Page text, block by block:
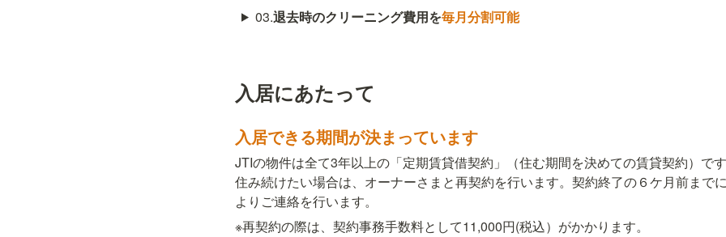
03.退去時のクリーニング費用を毎月分割可能
入居にあたって
入居できる期間が決まっています
JTIの物件は全て3年以上の「定期賃貸借契約」（住む期間を決めての賃貸契約）で
住み続けたい場合は、オーナーさまと再契約を行います。契約終了の６ケ月前まで
よりご連絡を行います。
※再契約の際は、契約事務手数料として11,000円(税込）がかかります。